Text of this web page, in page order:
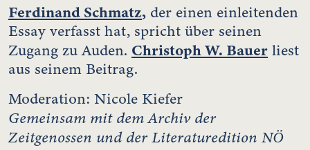
Ferdinand Schmatz, der einen einleitenden
Essay verfasst hat, spricht über seinen
Zugang zu Auden. Christoph W. Bauer liest
aus seinem Beitrag.
Moderation: Nicole Kiefer
Gemeinsam mit dem Archiv der
Zeitgenossen und der Literaturedition NÖ